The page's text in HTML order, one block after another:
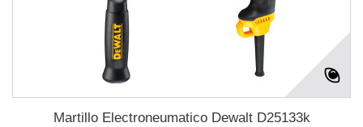
Martillo Electroneumatico Dewalt D25133k